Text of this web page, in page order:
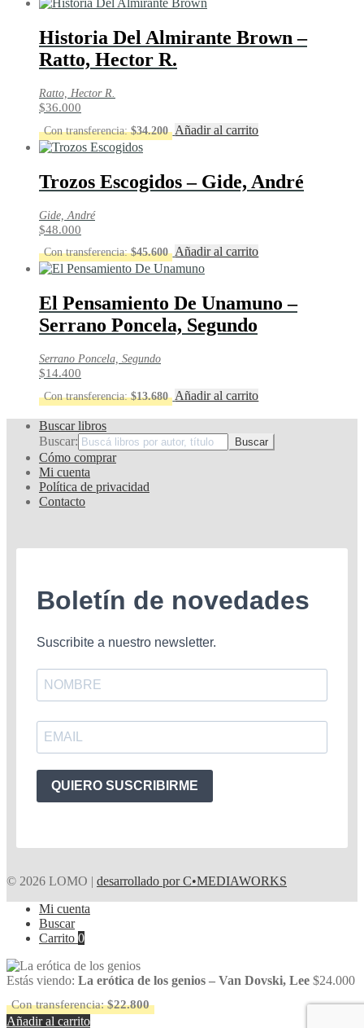
Historia Del Almirante Brown –
Ratto, Hector R.
Ratto, Hector R.
$36.000
Con transferencia:$34.200 Añadir al carrito
Trozos Escogidos – Gide, André
Gide, André
$48.000
Con transferencia:$45.600 Añadir al carrito
El Pensamiento De Unamuno –
Serrano Poncela, Segundo
Serrano Poncela, Segundo
$14.400
Con transferencia:$13.680 Añadir al carrito
Buscar libros
Buscar:
Cómo comprar
Mi cuenta
Política de privacidad
Contacto
Boletín de novedades
Suscribite a nuestro newsletter.
QUIERO SUSCRIBIRME
© 2026 LOMO | desarrollado por C•MEDIAWORKS
Mi cuenta
Buscar
Carrito 0
Estás viendo: La erótica de los genios – Van Dovski, Lee $24.000
Con transferencia:$22.800
Añadir al carrito